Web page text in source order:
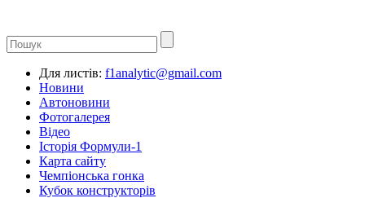
Для листів: f1analytic@gmail.com
Новини
Автоновини
Фотогалерея
Відео
Історія Формули-1
Карта сайту
Чемпіонська гонка
Кубок конструкторів